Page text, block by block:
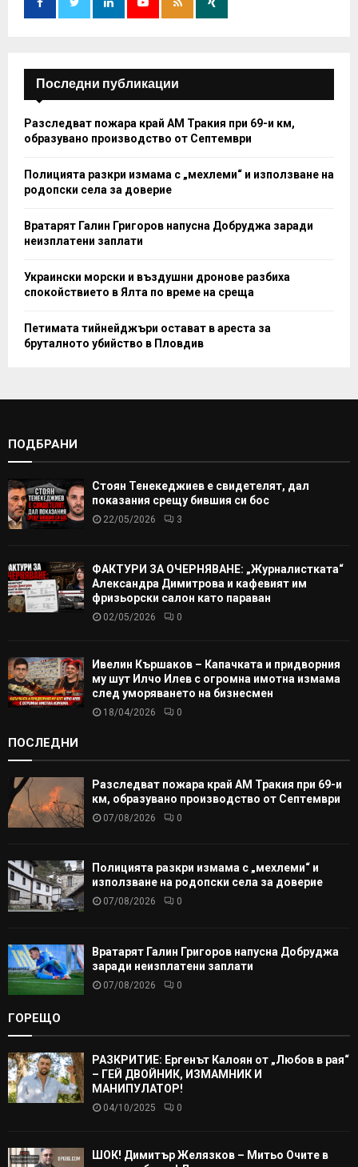
:
H
Последни публикации
Разследват пожара край АМ Тракия при 69-и км,
образувано производство от Септември
Полицията разкри измама с „мехлеми“ и използване на
родопски села за доверие
Вратарят Галин Григоров напусна Добруджа заради
неизплатени заплати
Украински морски и въздушни дронове разбиха
спокойствието в Ялта по време на среща
Петимата тийнейджъри остават в ареста за
бруталното убийство в Пловдив
ПОДБРАНИ
Стоян Тенекеджиев е свидетелят, дал
показания срещу бившия си бос
22/05/2026 3
ФАКТУРИ ЗА ОЧЕРНЯВАНЕ: „Журналистката“
Александра Димитрова и кафевият им
фризьорски салон като параван
02/05/2026 0
Ивелин Кършаков – Капачката и придворния
му шут Илчо Илев с огромна имотна измама
след уморяването на бизнесмен
18/04/2026 0
ПОСЛЕДНИ
Разследват пожара край АМ Тракия при 69-и
км, образувано производство от Септември
07/08/2026 0
Полицията разкри измама с „мехлеми“ и
използване на родопски села за доверие
07/08/2026 0
Вратарят Галин Григоров напусна Добруджа
заради неизплатени заплати
07/08/2026 0
ГОРЕЩО
РАЗКРИТИЕ: Ергенът Калоян от „Любов в рая“
– ГЕЙ ДВОЙНИК, ИЗМАМНИК И
МАНИПУЛАТОР!
04/10/2025 0
ШОК! Димитър Желязков – Митьо Очите в